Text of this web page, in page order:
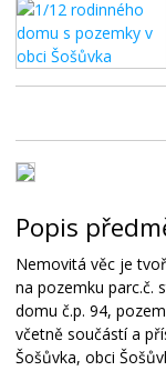
Popis
Nemovitá věc je
na pozemku parc.č.
domu č.p. 94,
včetně součástí a
Šošůvka, obci